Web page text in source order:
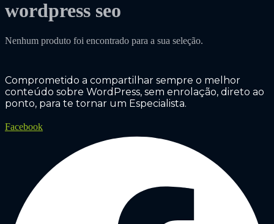
wordpress seo
Nenhum produto foi encontrado para a sua seleção.
Comprometido a compartilhar sempre o melhor
conteúdo sobre WordPress, sem enrolação, direto ao
ponto, para te tornar um Especialista.
Facebook